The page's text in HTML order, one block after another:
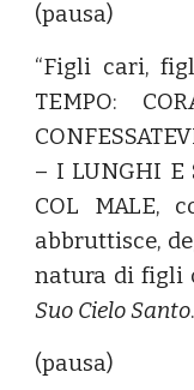
(pausa)
“Figli cari,
TEMPO:
– I LUNGHI E
COL MALE,
abbruttisce,
natura di
Suo Cielo Santo
(pausa)